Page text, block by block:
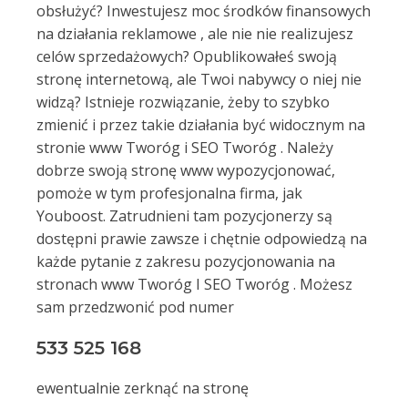
obsłużyć? Inwestujesz moc środków finansowych
na działania reklamowe , ale nie nie realizujesz
celów sprzedażowych? Opublikowałeś swoją
stronę internetową, ale Twoi nabywcy o niej nie
widzą? Istnieje rozwiązanie, żeby to szybko
zmienić i przez takie działania być widocznym na
stronie www Tworóg i SEO Tworóg . Należy
dobrze swoją stronę www wypozycjonować,
pomoże w tym profesjonalna firma, jak
Youboost. Zatrudnieni tam pozycjonerzy są
dostępni prawie zawsze i chętnie odpowiedzą na
każde pytanie z zakresu pozycjonowania na
stronach www Tworóg I SEO Tworóg . Możesz
sam przedzwonić pod numer
533 525 168
ewentualnie zerknąć na stronę